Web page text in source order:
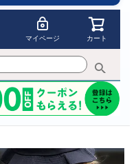
マイページ カート